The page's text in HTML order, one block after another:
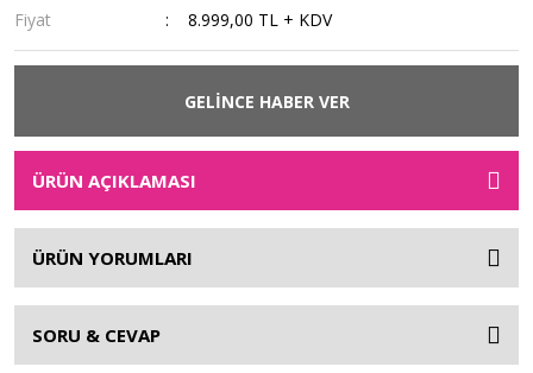
Fiyat
8.999,00 TL + KDV
GELİNCE HABER VER
ÜRÜN AÇIKLAMASI
ÜRÜN YORUMLARI
SORU & CEVAP